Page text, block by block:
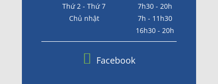
Thứ 2 - Thứ 7
7h30 - 20h
Chủ nhật
7h - 11h30
16h30 - 20h
Facebook